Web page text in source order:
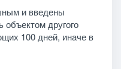
и введены
другого
100 дней, иначе в